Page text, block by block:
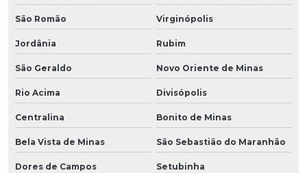
São Romão Virginópolis
Jordânia Rubim
São Geraldo Novo Oriente de Minas
Rio Acima Divisópolis
Centralina Bonito de Minas
Bela Vista de Minas São Sebastião do Maranhão
Dores de Campos Setubinha